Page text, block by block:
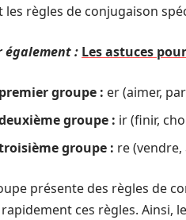
les règles de conjugaison
également : Les astuces
groupe : er (aimer,
groupe : ir (finir,
groupe : re
présente des règles de
ces règles. Ainsi,